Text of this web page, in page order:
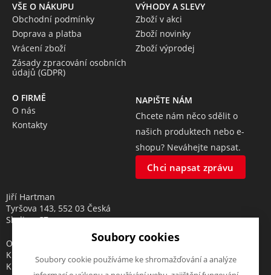
VŠE O NÁKUPU
Obchodní podmínky
Doprava a platba
Vrácení zboží
Zásady zpracování osobních
údajů (GDPR)
VÝHODY A SLEVY
Zboží v akci
Zboží novinky
Zboží výprodej
O FIRMĚ
O nás
Kontakty
NAPIŠTE NÁM
Chcete nám něco sdělit o
našich produktech nebo e-
shopu? Neváhejte napsat.
Chci napsat zprávu
Jiří Hartman
Tyršova 143, 552 03 Česká
Skalice, CZ
Obchodní rejstřík vedený u
Krajského soudu v Hradci
Králové, oddíl A, vložka 18553
Soubory cookies
Soubory cookie používáme ke shromažďování a analýze